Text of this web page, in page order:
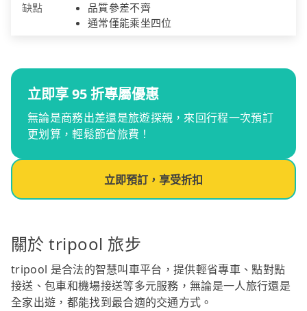
缺點
品質參差不齊
通常僅能乘坐四位
立即享 95 折專屬優惠
無論是商務出差還是旅遊探親，來回行程一次預訂
更划算，輕鬆節省旅費！
立即預訂，享受折扣
關於 tripool 旅步
tripool 是合法的智慧叫車平台，提供輕省專車、點對點
接送、包車和機場接送等多元服務，無論是一人旅行還是
全家出遊，都能找到最合適的交通方式。